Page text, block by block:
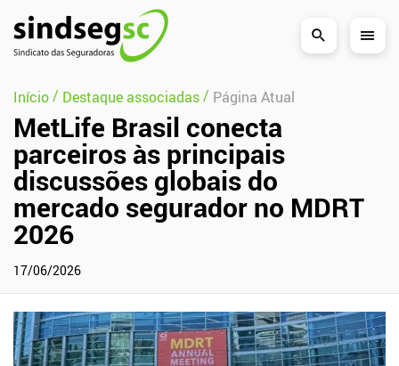
Pular Navegação (s)
Início/ Destaque associadas/ Página Atual
MetLife Brasil conecta
parceiros às principais
discussões globais do
mercado segurador no MDRT
2026
17/06/2026